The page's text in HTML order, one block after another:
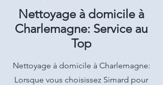
Nettoyage à domicile à
Charlemagne: Service au
Top
Nettoyage à domicile à Charlemagne:
Lorsque vous choisissez Simard pour